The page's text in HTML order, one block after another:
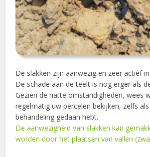
De slakken zijn aanwezig en zeer actief
De schade aan de teelt is nog erger als
Gezien de natte omstandigheden, wees
regelmatig uw percelen bekijken, zelfs
behandeling gedaan hebt.
De aanwezigheid van slakken kan
worden door het plaatsen van vallen